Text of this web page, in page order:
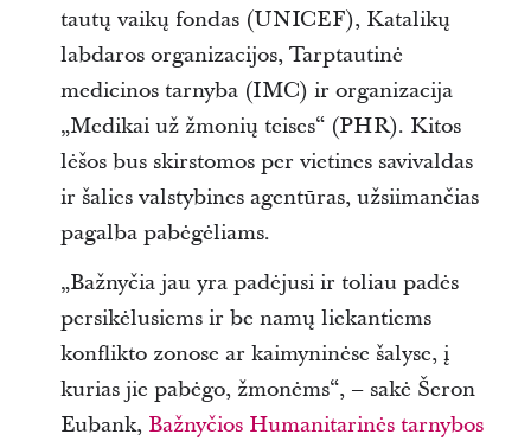
tautų vaikų fondas (UNICEF), Katalikų
labdaros organizacijos, Tarptautinė
medicinos tarnyba (IMC) ir organizacija
„Medikai už žmonių teises“ (PHR). Kitos
lėšos bus skirstomos per vietines savivaldas
ir šalies valstybines agentūras, užsiimančias
pagalba pabėgėliams.
„Bažnyčia jau yra padėjusi ir toliau padės
persikėlusiems ir be namų liekantiems
konflikto zonose ar kaimyninėse šalyse, į
kurias jie pabėgo, žmonėms“, – sakė Šeron
Eubank, Bažnyčios Humanitarinės tarnybos